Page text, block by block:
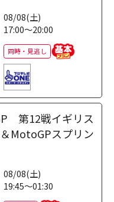
08/08(土)
17:00～20:00
同時・見逃し
第12戦イギリス
MotoGPスプリン
08/08(土)
19:45～01:30